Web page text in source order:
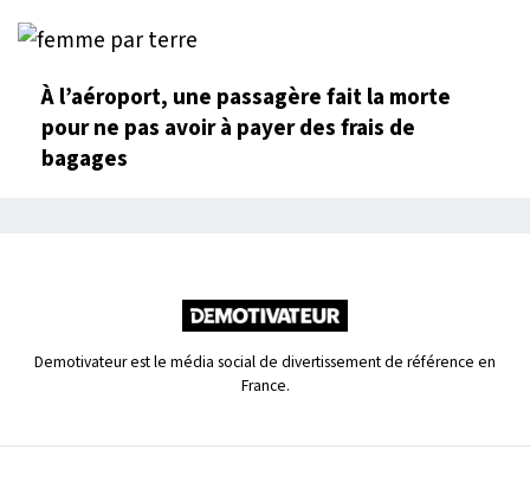
À l’aéroport, une passagère fait la morte
pour ne pas avoir à payer des frais de
bagages
Demotivateur est le média social de divertissement de référence en
France.